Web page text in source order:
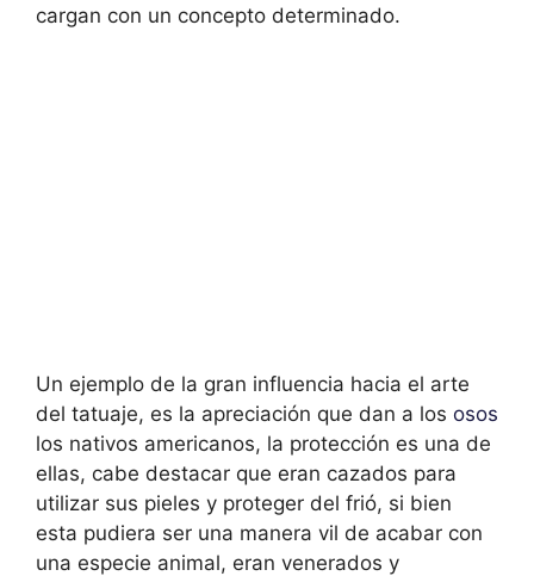
cargan con un concepto determinado.
Un ejemplo de la gran influencia hacia el arte
del tatuaje, es la apreciación que dan a los osos
los nativos americanos, la protección es una de
ellas, cabe destacar que eran cazados para
utilizar sus pieles y proteger del frió, si bien
esta pudiera ser una manera vil de acabar con
una especie animal, eran venerados y